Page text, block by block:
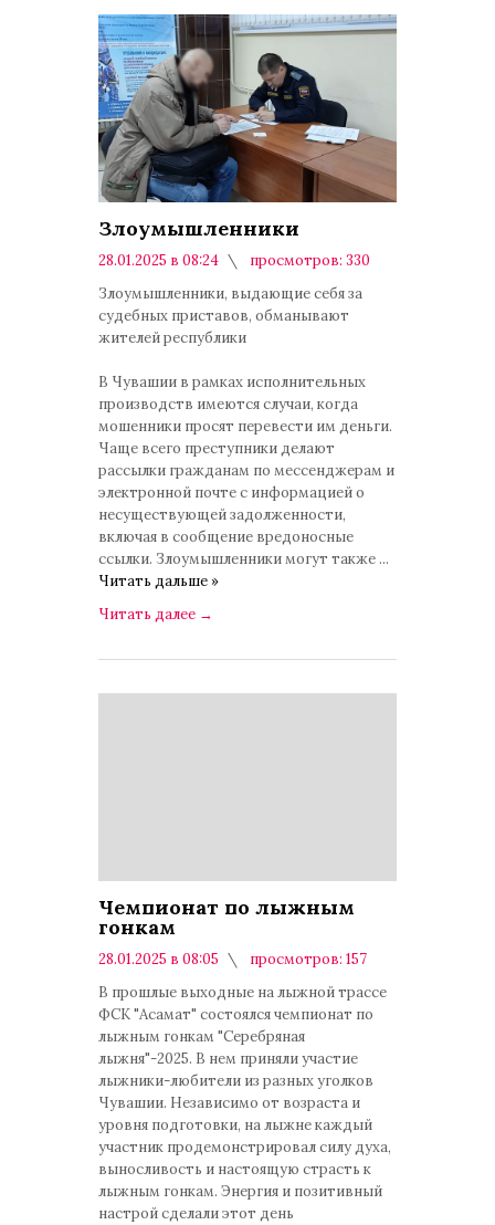
Злоумышленники
28.01.2025 в 08:24
просмотров: 330
Злоумышленники, выдающие себя за
судебных приставов, обманывают
жителей республики
В Чувашии в рамках исполнительных
производств имеются случаи, когда
мошенники просят перевести им деньги.
Чаще всего преступники делают
рассылки гражданам по мессенджерам и
электронной почте с информацией о
несуществующей задолженности,
включая в сообщение вредоносные
ссылки. Злоумышленники могут также ...
Читать дальше »
Читать далее →
Чемпионат по лыжным
гонкам
28.01.2025 в 08:05
просмотров: 157
В прошлые выходные на лыжной трассе
ФСК "Асамат" состоялся чемпионат по
лыжным гонкам "Серебряная
лыжня"-2025. В нем приняли участие
лыжники-любители из разных уголков
Чувашии. Независимо от возраста и
уровня подготовки, на лыжне каждый
участник продемонстрировал силу духа,
выносливость и настоящую страсть к
лыжным гонкам. Энергия и позитивный
настрой сделали этот день